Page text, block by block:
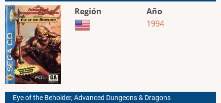
Región
Año
1994
Eye of the Beholder, Advanced Dungeons & Dragons